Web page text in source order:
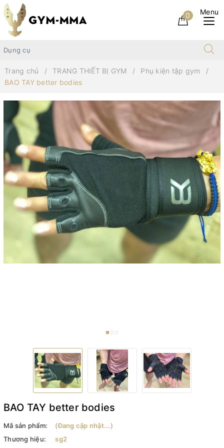
0
Trang chủ TRANG THIẾT BỊ GYM
Phụ kiện tập gym
BAO TAY better bodies
BAO TAY better bodies
Mã sản phẩm:
(Đang cập nhật...)
Thương hiệu:
sg2